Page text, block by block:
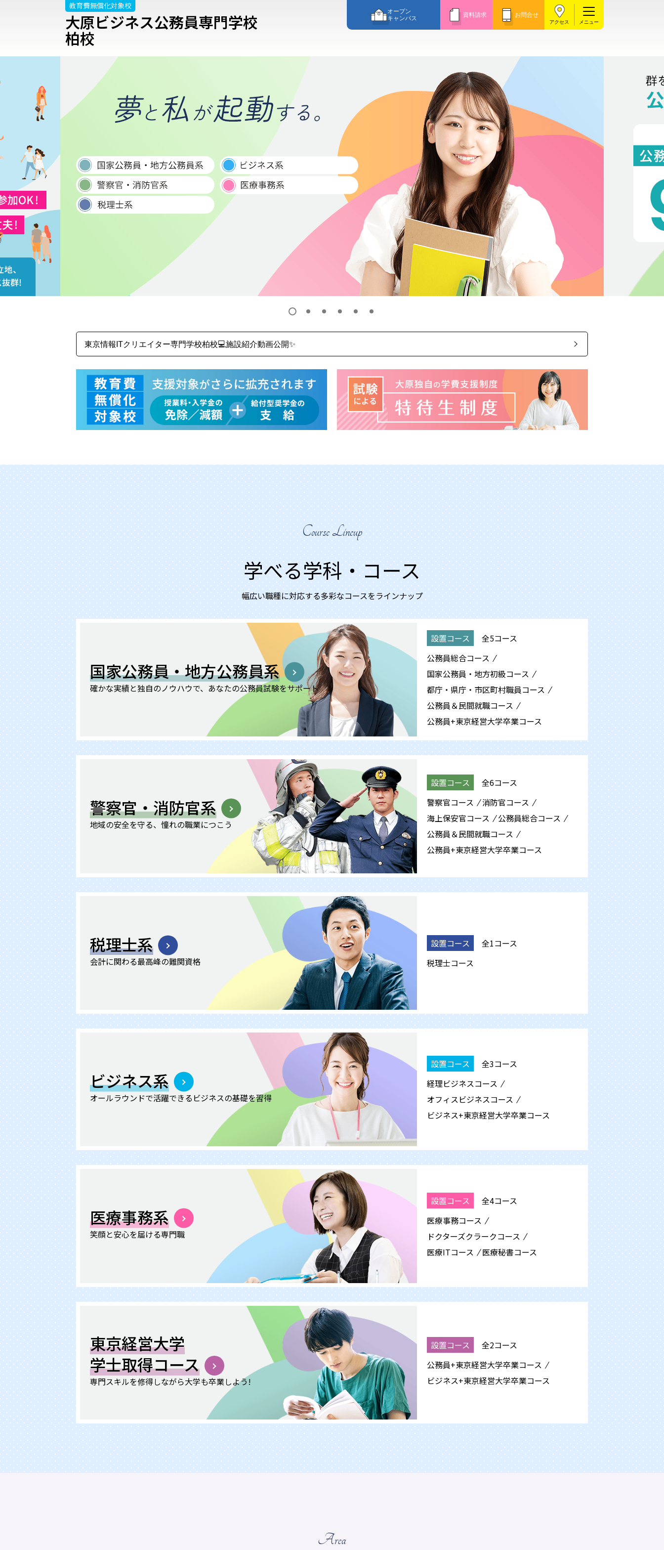
教育費無償化対象校
大原ビジネス公務員専門学校
柏校
オープン
キャンパス
資料請求 お問合せ
アクセス
東京情報ITクリエイター専門学校柏校💻施設紹介動画公開✨
Course Lineup
学べる学科・コース
幅広い職種に対応する多彩なコースをラインナップ
国家公務員・地方公務員系
確かな実績と独自のノウハウで、 あなたの公務員試験をサポート
設置コース
全5コース
公務員総合コース
国家公務員・地方初級コース
都庁・県庁・市区町村職員コース
公務員＆民間就職コース
公務員+東京経営大学卒業コース
警察官・消防官系
地域の安全を守る、 憧れの職業につこう
設置コース
全6コース
警察官コース 消防官コース
海上保安官コース 公務員総合コース
公務員＆民間就職コース
公務員+東京経営大学卒業コース
税理士系
会計に関わる最高峰の難関資格
設置コース
全1コース
税理士コース
ビジネス系
オールラウンドで活躍できる ビジネスの基礎を習得
設置コース
全3コース
経理ビジネスコース
オフィスビジネスコース
ビジネス+東京経営大学卒業コース
医療事務系
笑顔と安心を届ける専門職
設置コース
全4コース
医療事務コース
ドクターズクラークコース
医療ITコース 医療秘書コース
東京経営大学
学士取得コース
専門スキルを修得しながら大学も卒業しよう!
設置コース
全2コース
公務員+東京経営大学卒業コース
ビジネス+東京経営大学卒業コース
Area